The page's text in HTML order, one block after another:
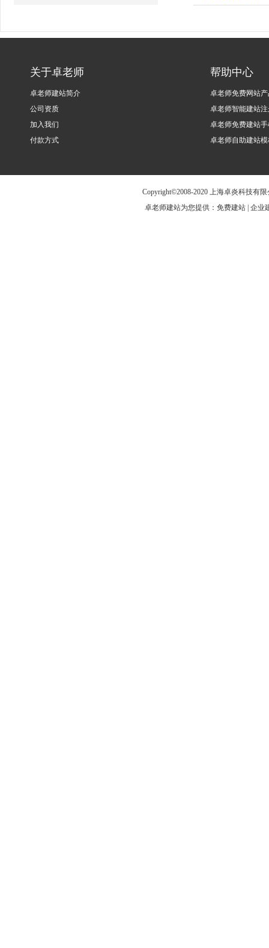
关于卓老师
卓老师建站简介
公司资质
加入我们
付款方式
帮助中心
卓老师免费网站
卓老师智能建站
卓老师免费建站
卓老师自助建站
Copyright©2008-2020 上海卓炎科技有
卓老师建站为您提供：免费建站 | 企业